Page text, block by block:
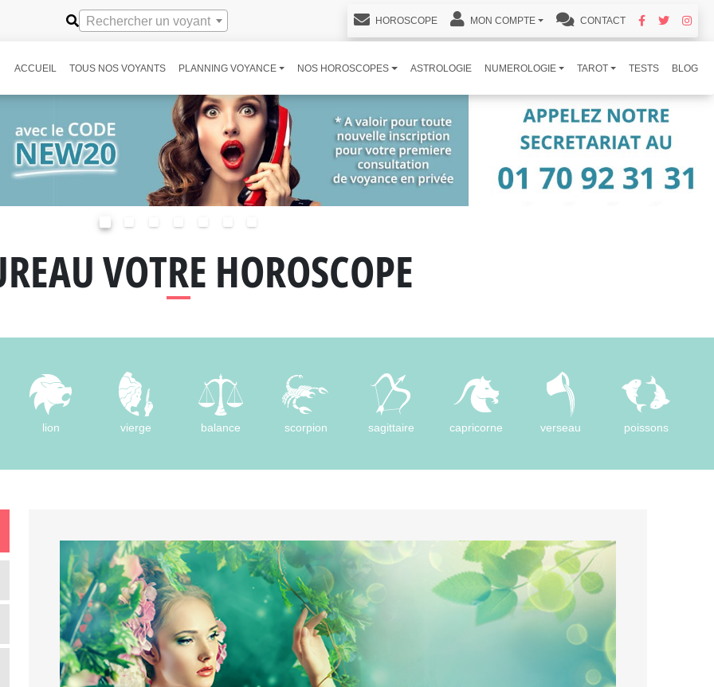
Rechercher un voyant HOROSCOPE MON COMPTE CONTACT
ACCUEIL TOUS NOS VOYANTS PLANNING VOYANCE NOS HOROSCOPES ASTROLOGIE NUMEROLOGIE TAROT TESTS BLOG
VOTRE HOROSCOPE
lion vierge balance scorpion sagittaire capricorne verseau poissons